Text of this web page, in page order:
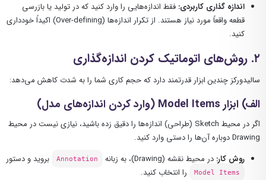
اندازه گذاری کاربردی: فقط اندازه‌هایی را وارد کنید که در تولید یا بازرسی
قطعه واقعاً مورد نیاز هستند. از تکرار اندازه‌ها (Over-defining) اکیداً خودداری
کنید.
۲. روش‌های اتوماتیک کردن اندازه‌گذاری
سالیدورکز چندین ابزار قدرتمند دارد که حجم کاری شما را به شدت کاهش می‌دهد:
الف) ابزار Model Items (وارد کردن اندازه‌های مدل)
اگر در محیط Sketch (طراحی) اندازه‌ها را دقیق زده باشید، نیازی نیست در محیط
Drawing دوباره آن‌ها را دستی وارد کنید.
روش کار: در محیط نقشه (Drawing)، به زبانه Annotation بروید و دستور
Model Items
را انتخاب کنید.